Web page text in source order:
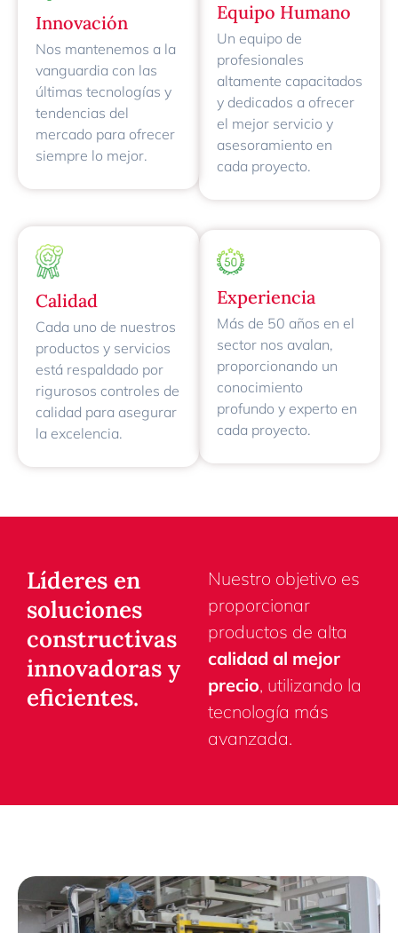
Innovación
Nos mantenemos a la
vanguardia con las
últimas tecnologías y
tendencias del
mercado para ofrecer
siempre lo mejor.
Equipo Humano
Un equipo de
profesionales
altamente capacitados
y dedicados a ofrecer
el mejor servicio y
asesoramiento en
cada proyecto.
Calidad
Cada uno de nuestros
productos y servicios
está respaldado por
rigurosos controles de
calidad para asegurar
la excelencia.
Experiencia
Más de 50 años en el
sector nos avalan,
proporcionando un
conocimiento
profundo y experto en
cada proyecto.
Líderes en
soluciones
constructivas
innovadoras y
eficientes.
Nuestro objetivo es
proporcionar
productos de alta
calidad al mejor
precio, utilizando la
tecnología más
avanzada.